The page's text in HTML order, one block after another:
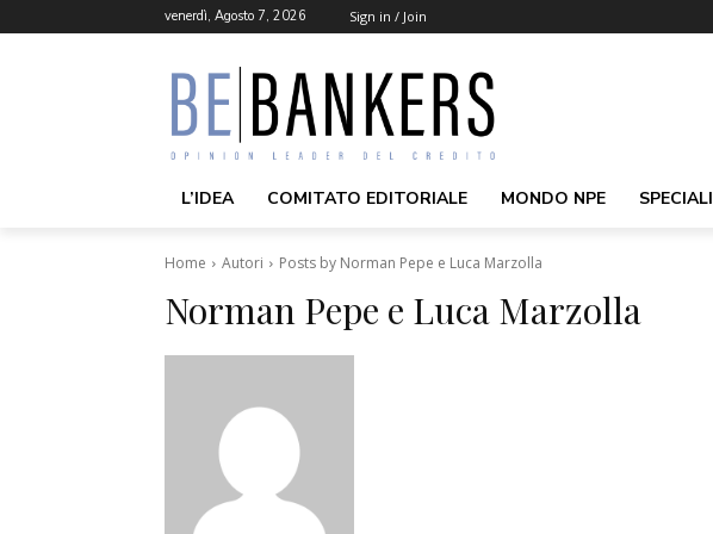
venerdì, Agosto 7, 2026 Sign in / Join
L’IDEA COMITATO EDITORIALE MONDO NPE SPECIALI
Home Autori Posts by Norman Pepe e Luca Marzolla
Norman Pepe e Luca Marzolla